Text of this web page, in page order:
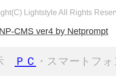
Lightstyle All Rights
NP-CMS ver4 by Netprompt
ＰＣ ・スマートフ